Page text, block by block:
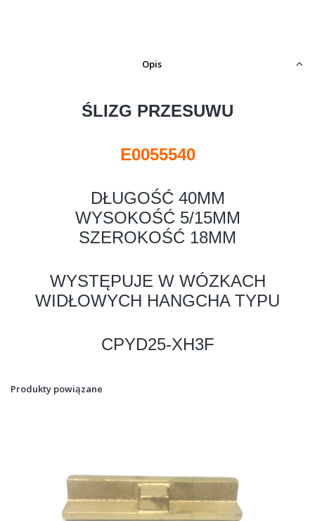
Opis
ŚLIZG PRZESUWU
E0055540
DŁUGOŚĆ 40MM
WYSOKOŚĆ 5/15MM
SZEROKOŚĆ 18MM
WYSTĘPUJE W WÓZKACH
WIDŁOWYCH HANGCHA TYPU
CPYD25-XH3F
Produkty powiązane